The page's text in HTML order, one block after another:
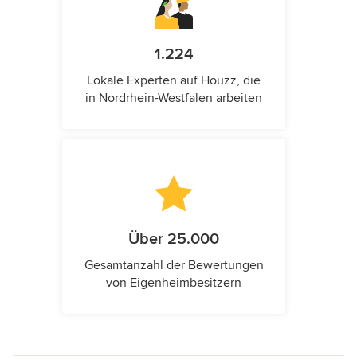
1.224
Lokale Experten auf Houzz, die
in Nordrhein-Westfalen arbeiten
Über 25.000
Gesamtanzahl der Bewertungen
von Eigenheimbesitzern